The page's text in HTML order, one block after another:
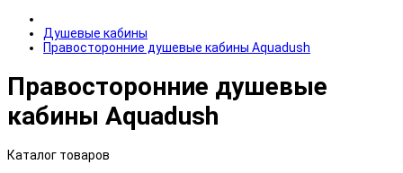
Душевые кабины
Правосторонние душевые кабины Aquadush
Правосторонние душевые
кабины Aquadush
Каталог товаров